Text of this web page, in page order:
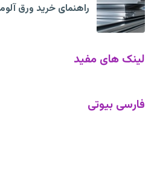
راهنمای خرید ورق
لینک های مفید
فارسی بیوتی